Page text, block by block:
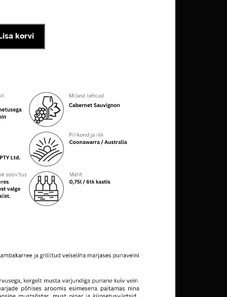
korvi